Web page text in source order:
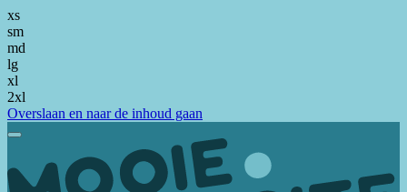
xs
sm
md
lg
xl
2xl
Overslaan en naar de inhoud gaan